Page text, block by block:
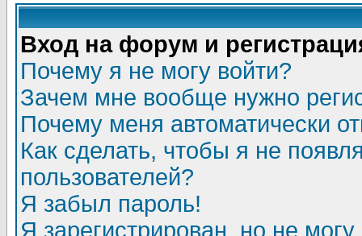
Вход на форум и
Почему я не могу войти?
Зачем мне вообще нужно
Почему меня автоматически
Как сделать, чтобы я не
пользователей?
Я забыл пароль!
Я зарегистрирован, но не могу